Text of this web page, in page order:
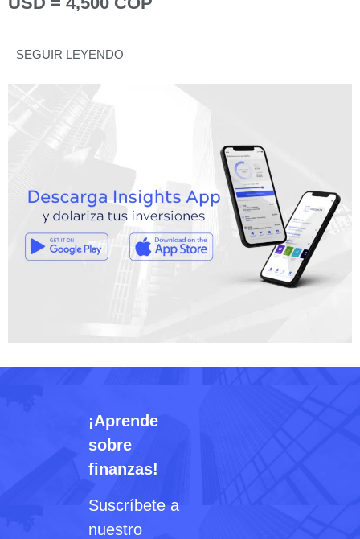
SEGUIR LEYENDO
¡Aprende
sobre
finanzas!
Suscríbete a
nuestro